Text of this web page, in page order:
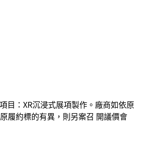
目：XR沉浸式展項製作。廠商如依原
履約標的有異，則另案召 開議價會